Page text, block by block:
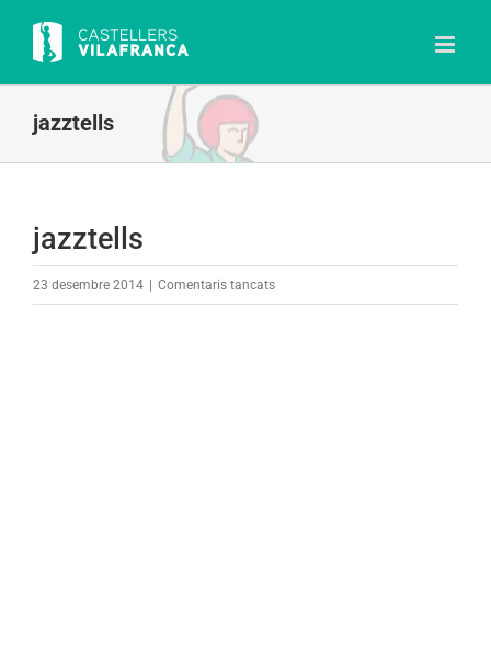
content
jazztells
jazztells
23 desembre 2014 Comentaris tancatsa